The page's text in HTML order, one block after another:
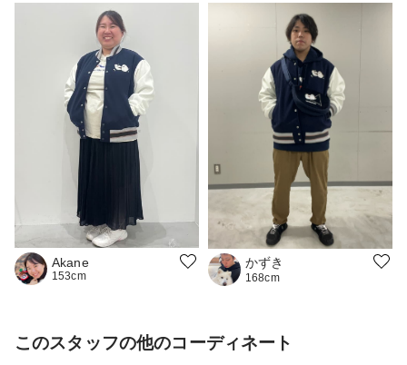
Akane
153cm
かずき
168cm
このスタッフの他のコーディネート